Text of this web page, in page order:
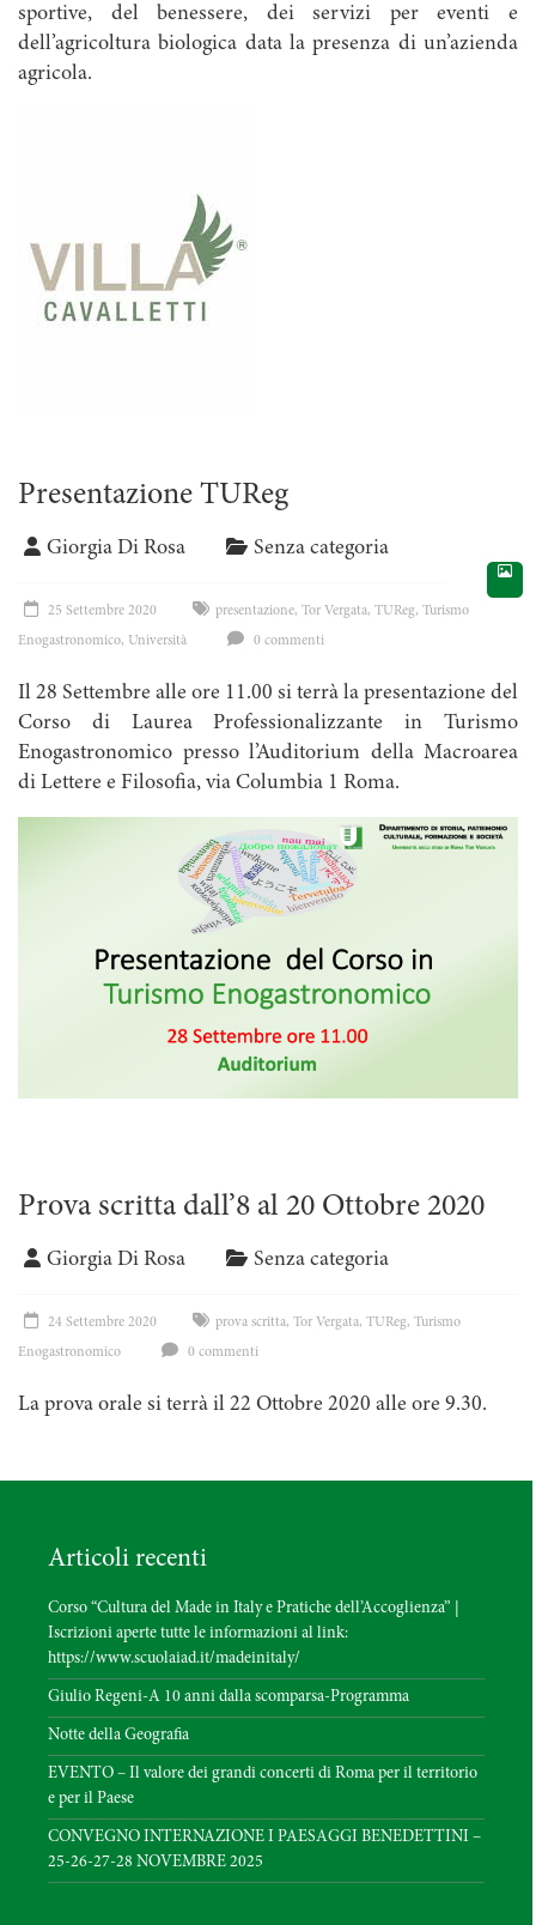
sportive, del benessere, dei servizi per eventi e
dell’agricoltura biologica data la presenza di un’azienda
agricola.
Presentazione TUReg
Giorgia Di Rosa Senza categoria
25 Settembre 2020 presentazione, Tor Vergata, TUReg, Turismo
Enogastronomico, Università 0 commenti
Il 28 Settembre alle ore 11.00 si terrà la presentazione del
Corso di Laurea Professionalizzante in Turismo
Enogastronomico presso l’Auditorium della Macroarea
di Lettere e Filosofia, via Columbia 1 Roma.
Prova scritta dall’8 al 20 Ottobre 2020
Giorgia Di Rosa Senza categoria
24 Settembre 2020 prova scritta, Tor Vergata, TUReg, Turismo
Enogastronomico 0 commenti
La prova orale si terrà il 22 Ottobre 2020 alle ore 9.30.
Articoli recenti
Corso “Cultura del Made in Italy e Pratiche dell’Accoglienza” |
Iscrizioni aperte tutte le informazioni al link:
https://www.scuolaiad.it/madeinitaly/
Giulio Regeni-A 10 anni dalla scomparsa-Programma
Notte della Geografia
EVENTO – Il valore dei grandi concerti di Roma per il territorio
e per il Paese
CONVEGNO INTERNAZIONE I PAESAGGI BENEDETTINI –
25-26-27-28 NOVEMBRE 2025